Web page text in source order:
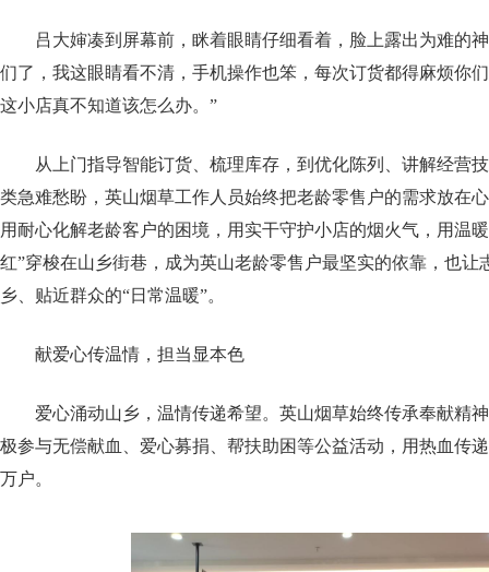
吕大婶凑到屏幕前，眯着眼睛仔细看着，脸上露出为难的
们了，我这眼睛看不清，手机操作也笨，每次订货都得麻烦你
这小店真不知道该怎么办。”
从上门指导智能订货、梳理库存，到优化陈列、讲解经营
类急难愁盼，英山烟草工作人员始终把老龄零售户的需求放在
用耐心化解老龄客户的困境，用实干守护小店的烟火气，用温
红”穿梭在山乡街巷，成为英山老龄零售户最坚实的依靠，也让
乡、贴近群众的“日常温暖”。
献爱心传温情，担当显本色
爱心涌动山乡，温情传递希望。英山烟草始终传承奉献精
极参与无偿献血、爱心募捐、帮扶助困等公益活动，用热血传
万户。